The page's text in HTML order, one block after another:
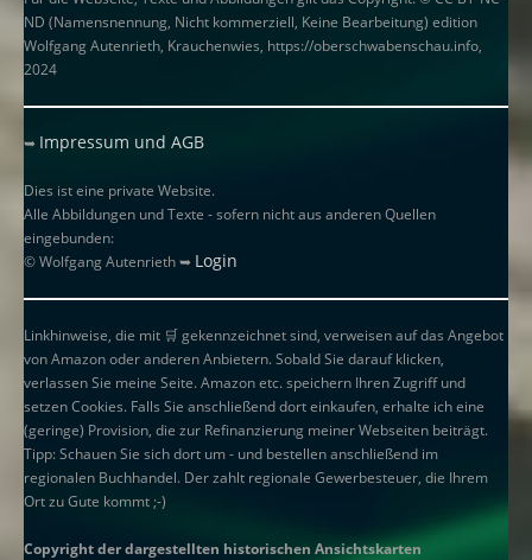
ND (Namensnennung, Nicht kommerziell, Keine Bearbeitung) edition
Wolfgang Autenrieth, Krauchenwies, https://oberschwabenschau.info,
2024
➥ Impressum und AGB
Dies ist eine private Website.
Alle Abbildungen und Texte - sofern nicht aus anderen Quellen
eingebunden:
© Wolfgang Autenrieth ➥ Login
Linkhinweise, die mit 🛒gekennzeichnet sind, verweisen auf das Angebot
von Amazon oder anderen Anbietern. Sobald Sie darauf klicken,
verlassen Sie meine Seite. Amazon etc. speichern Ihren Zugriff und
setzen Cookies. Falls Sie anschließend dort einkaufen, erhalte ich eine
(geringe) Provision, die zur Refinanzierung meiner Webseiten beiträgt.
Tipp: Schauen Sie sich dort um - und bestellen anschließend im
regionalen Buchhandel. Der zahlt regionale Gewerbesteuer, die Ihrem
Ort zu Gute kommt ;-)
Copyright der dargestellten historischen Ansichtskarten